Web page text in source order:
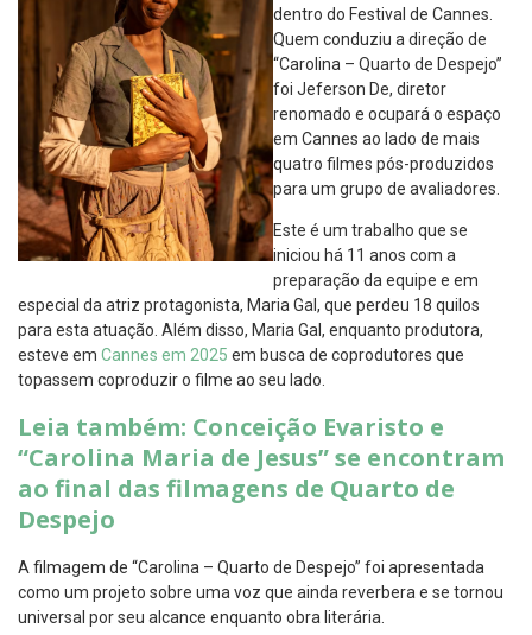
dentro do Festival de Cannes.
Quem conduziu a direção de
“Carolina – Quarto de Despejo”
foi Jeferson De, diretor
renomado e ocupará o espaço
em Cannes ao lado de mais
quatro filmes pós-produzidos
para um grupo de avaliadores.
Este é um trabalho que se
iniciou há 11 anos com a
preparação da equipe e em
especial da atriz protagonista, Maria Gal, que perdeu 18 quilos
para esta atuação. Além disso, Maria Gal, enquanto produtora,
esteve em Cannes em 2025 em busca de coprodutores que
topassem coproduzir o filme ao seu lado.
Leia também: Conceição Evaristo e
“Carolina Maria de Jesus” se encontram
ao final das filmagens de Quarto de
Despejo
A filmagem de “Carolina – Quarto de Despejo” foi apresentada
como um projeto sobre uma voz que ainda reverbera e se tornou
universal por seu alcance enquanto obra literária.